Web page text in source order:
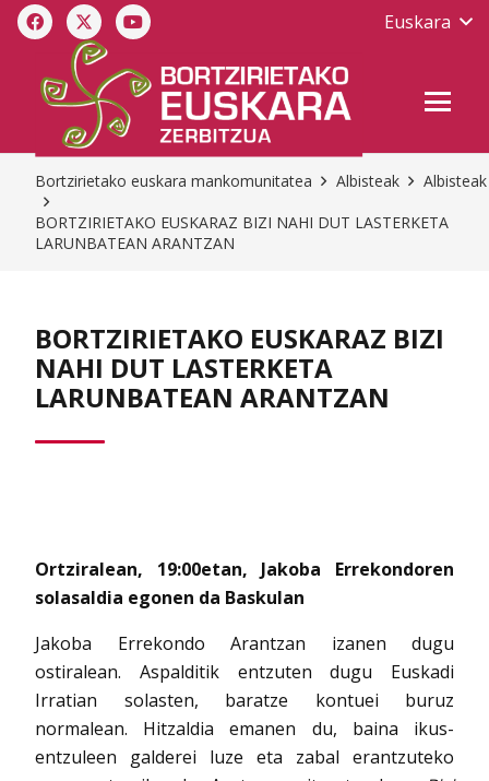
Euskara
Bortzirietako euskara mankomunitatea Albisteak
Albisteak
BORTZIRIETAKO EUSKARAZ BIZI NAHI DUT LASTERKETA
LARUNBATEAN ARANTZAN
BORTZIRIETAKO EUSKARAZ BIZI
NAHI DUT LASTERKETA
LARUNBATEAN ARANTZAN
Ortziralean, 19:00etan, Jakoba Errekondoren
solasaldia egonen da Baskulan
Jakoba Errekondo Arantzan izanen dugu
ostiralean. Aspalditik entzuten dugu Euskadi
Irratian solasten, baratze kontuei buruz
normalean. Hitzaldia emanen du, baina ikus-
entzuleen galderei luze eta zabal erantzuteko